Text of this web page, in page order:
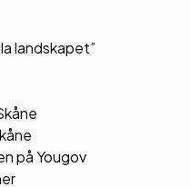
landskapet”
på Yougov